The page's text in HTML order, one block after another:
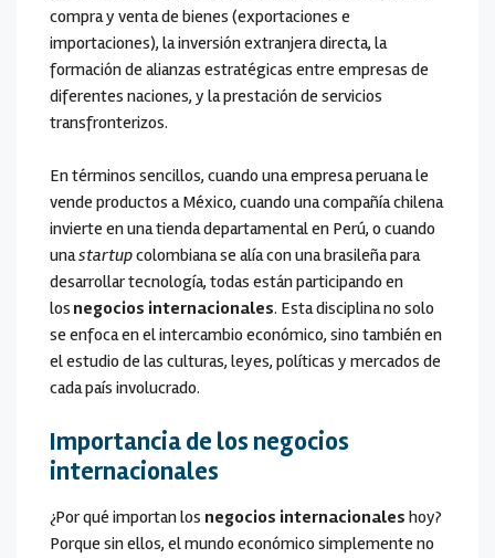
compra y venta de bienes (exportaciones e
importaciones), la inversión extranjera directa, la
formación de alianzas estratégicas entre empresas de
diferentes naciones, y la prestación de servicios
transfronterizos.
En términos sencillos, cuando una empresa peruana le
vende productos a México, cuando una compañía chilena
invierte en una tienda departamental en Perú, o cuando
unastartupcolombiana se alía con una brasileña para
desarrollar tecnología, todas están participando en
los negocios internacionales. Esta disciplina no solo
se enfoca en el intercambio económico, sino también en
el estudio de las culturas, leyes, políticas y mercados de
cada país involucrado.
Importancia de los negocios
internacionales
¿Por qué importan los negocios internacionales hoy?
Porque sin ellos, el mundo económico simplemente no